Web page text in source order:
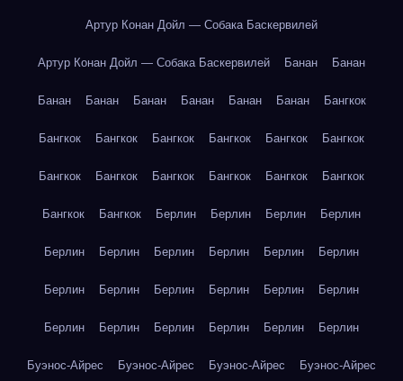
Артур Конан Дойл — Собака Баскервилей
Артур Конан Дойл — Собака Баскервилей Банан Банан
Банан Банан Банан Банан Банан Банан Бангкок
Бангкок Бангкок Бангкок Бангкок Бангкок Бангкок
Бангкок Бангкок Бангкок Бангкок Бангкок Бангкок
Бангкок Бангкок Берлин Берлин Берлин Берлин
Берлин Берлин Берлин Берлин Берлин Берлин
Берлин Берлин Берлин Берлин Берлин Берлин
Берлин Берлин Берлин Берлин Берлин Берлин
Буэнос-Айрес Буэнос-Айрес Буэнос-Айрес Буэнос-Айрес